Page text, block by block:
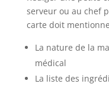
serveur ou au chef
carte doit
La nature de la
médical
La liste des